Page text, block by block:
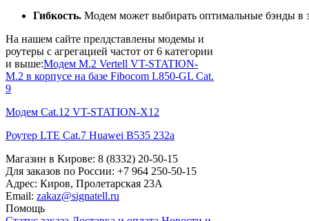
Гибкость. Модем может выбирать оптимальные бэнды в
На нашем сайте прелдставлены модемы и
роутеры с агрегацией частот от 6 категории
и выше:Модем M.2 Vertell VT-STATION-
M.2 в корпусе на базе Fibocom L850-GL Cat.
9
Модем Cat.12 VT-STATION-X12
Роутер LTE Cat.7 Huawei B535 232a
Магазин в Кирове: 8 (8332) 20-50-15
Для заказов по России: +7 964 250-50-15
Адрес: Киров, Пролетарская 23А
Email: zakaz@signatell.ru
Помощь